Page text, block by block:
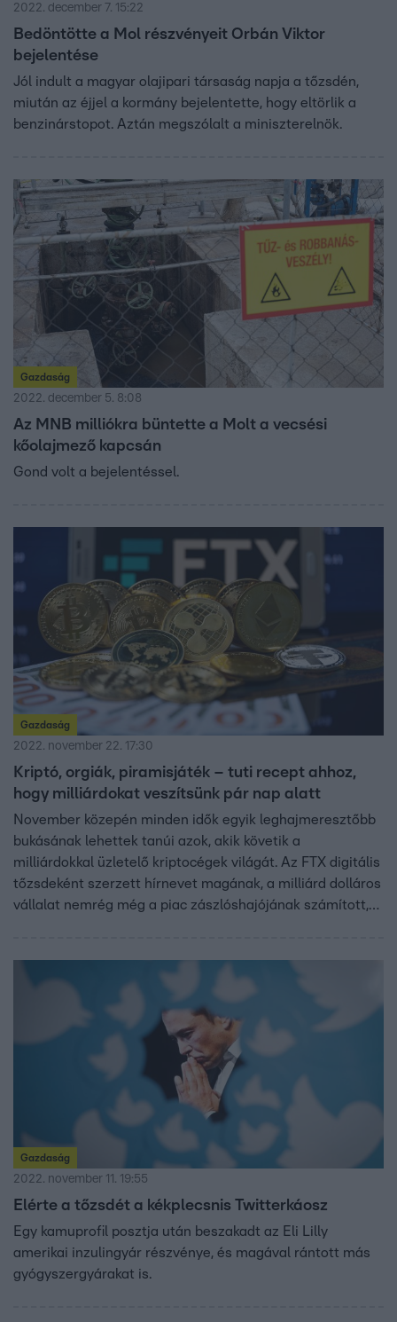
2022. december 7. 15:22
Bedöntötte a Mol részvényeit Orbán Viktor
bejelentése
Jól indult a magyar olajipari társaság napja a tőzsdén,
miután az éjjel a kormány bejelentette, hogy eltörlik a
benzinárstopot. Aztán megszólalt a miniszterelnök.
Gazdaság
2022. december 5. 8:08
Az MNB milliókra büntette a Molt a vecsési
kőolajmező kapcsán
Gond volt a bejelentéssel.
Gazdaság
2022. november 22. 17:30
Kriptó, orgiák, piramisjáték – tuti recept ahhoz,
hogy milliárdokat veszítsünk pár nap alatt
November közepén minden idők egyik leghajmeresztőbb
bukásának lehettek tanúi azok, akik követik a
milliárdokkal üzletelő kriptocégek világát. Az FTX digitális
tőzsdeként szerzett hírnevet magának, a milliárd dolláros
vállalat nemrég még a piac zászlóshajójának számított,
Gazdaság
2022. november 11. 19:55
Elérte a tőzsdét a kékplecsnis Twitterkáosz
Egy kamuprofil posztja után beszakadt az Eli Lilly
amerikai inzulingyár részvénye, és magával rántott más
gyógyszergyárakat is.